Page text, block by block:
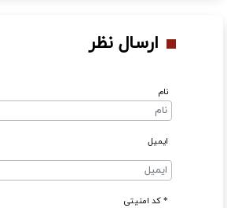
ارسال نظر
نام
ایمیل
* کد امنیتی